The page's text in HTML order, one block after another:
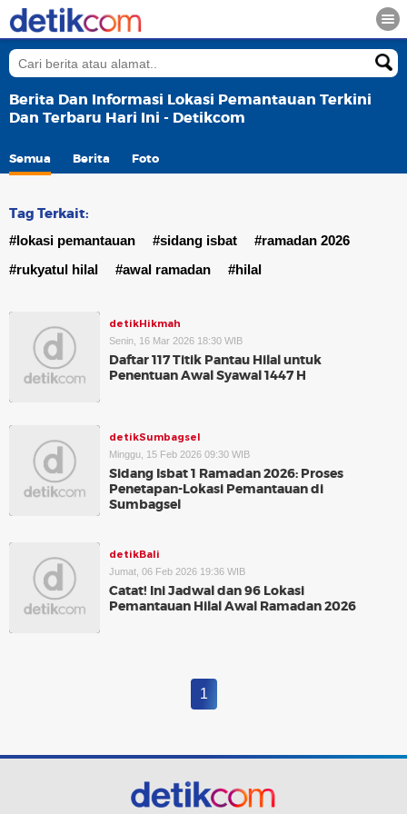
Berita Dan Informasi Lokasi Pemantauan Terkini
Dan Terbaru Hari Ini - Detikcom
Semua Berita Foto
Tag Terkait:
#lokasi pemantauan #sidang isbat
#ramadan 2026
#rukyatul hilal
#awal ramadan #hilal
detikHikmah
Senin, 16 Mar 2026 18:30 WIB
Daftar 117 Titik Pantau Hilal untuk
Penentuan Awal Syawal 1447 H
detikSumbagsel
Minggu, 15 Feb 2026 09:30 WIB
Sidang Isbat 1 Ramadan 2026: Proses
Penetapan-Lokasi Pemantauan di
Sumbagsel
detikBali
Jumat, 06 Feb 2026 19:36 WIB
Catat! Ini Jadwal dan 96 Lokasi
Pemantauan Hilal Awal Ramadan 2026
1